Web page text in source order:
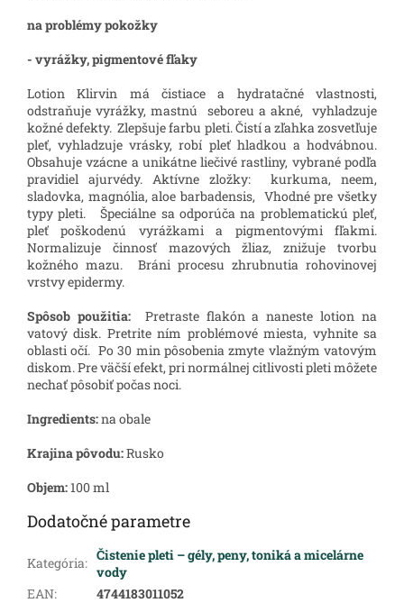
na problémy pokožky
- vyrážky, pigmentové fľaky
Lotion Klirvin má čistiace a hydratačné vlastnosti,
odstraňuje vyrážky, mastnú seboreu a akné, vyhladzuje
kožné defekty. Zlepšuje farbu pleti. Čistí a zľahka zosvetľuje
pleť, vyhladzuje vrásky, robí pleť hladkou a hodvábnou.
Obsahuje vzácne a unikátne liečivé rastliny, vybrané podľa
pravidiel ajurvédy. Aktívne zložky: kurkuma, neem,
sladovka, magnólia, aloe barbadensis, Vhodné pre všetky
typy pleti. Špeciálne sa odporúča na problematickú pleť,
pleť poškodenú vyrážkami a pigmentovými fľakmi.
Normalizuje činnosť mazových žliaz, znižuje tvorbu
kožného mazu. Bráni procesu zhrubnutia rohovinovej
vrstvy epidermy.
Spôsob použitia:Pretraste flakón a naneste lotion na
vatový disk. Pretrite ním problémové miesta, vyhnite sa
oblasti očí. Po 30 min pôsobenia zmyte vlažným vatovým
diskom. Pre väčší efekt, pri normálnej citlivosti pleti môžete
nechať pôsobiť počas noci.
Ingredients:na obale
Krajina pôvodu:Rusko
Objem:100 ml
Dodatočné parametre
Kategória: Čistenie pleti – gély, peny, toniká a micelárne
vody
EAN: 4744183011052